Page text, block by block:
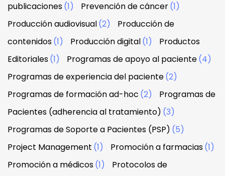
publicaciones(1) Prevención de cáncer(1)
Producción audiovisual(2)
Producción de
contenidos(1) Producción digital(1)
Productos
Editoriales(1) Programas de apoyo al paciente(4)
Programas de experiencia del paciente(2)
Programas de formación ad-hoc (2)
Programas de
Pacientes (adherencia al tratamiento) (3)
Programas de Soporte a Pacientes (PSP) (5)
Project Management (1) Promoción a farmacias(1)
Promoción a médicos(1)
Protocolos de